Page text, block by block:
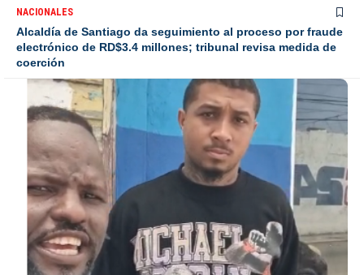
NACIONALES
Alcaldía de Santiago da seguimiento al proceso por fraude
electrónico de RD$3.4 millones; tribunal revisa medida de
coerción